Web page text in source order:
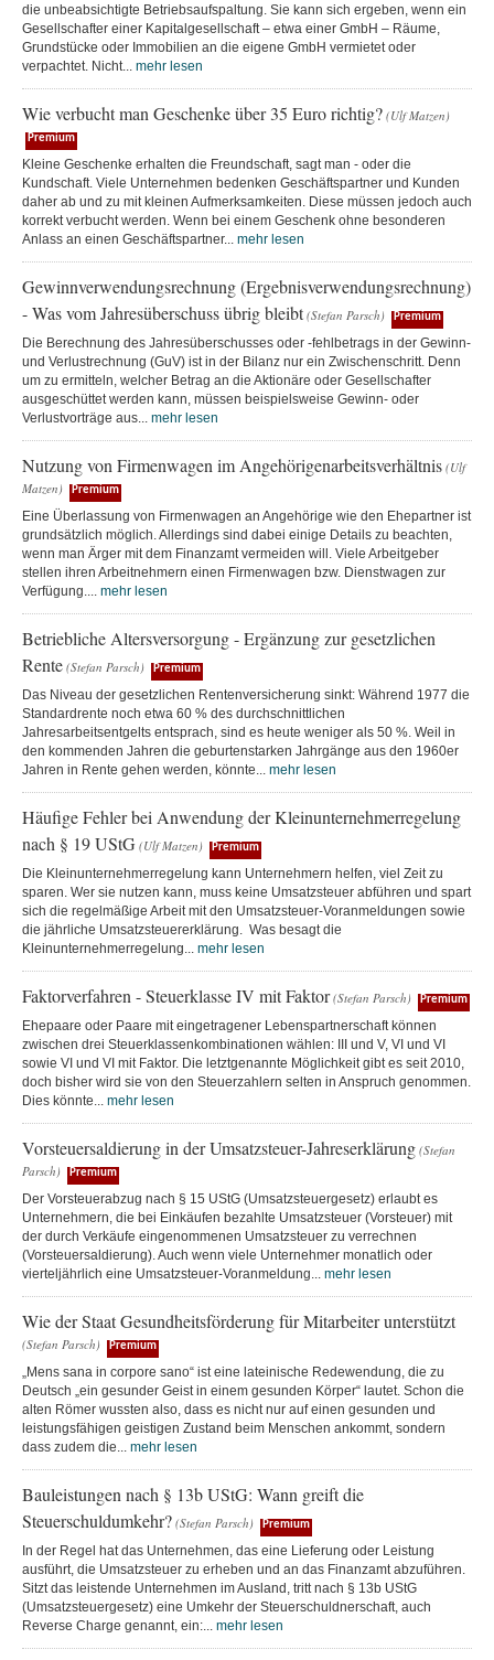
die unbeabsichtigte Betriebsaufspaltung. Sie kann sich ergeben, wenn ein
Gesellschafter einer Kapitalgesellschaft – etwa einer GmbH – Räume,
Grundstücke oder Immobilien an die eigene GmbH vermietet oder
verpachtet. Nicht... mehr lesen
Wie verbucht man Geschenke über 35 Euro richtig? (Ulf Matzen)
Premium
Kleine Geschenke erhalten die Freundschaft, sagt man - oder die
Kundschaft. Viele Unternehmen bedenken Geschäftspartner und Kunden
daher ab und zu mit kleinen Aufmerksamkeiten. Diese müssen jedoch auch
korrekt verbucht werden. Wenn bei einem Geschenk ohne besonderen
Anlass an einen Geschäftspartner... mehr lesen
Gewinnverwendungsrechnung (Ergebnisverwendungsrechnung)
- Was vom Jahresüberschuss übrig bleibt (Stefan Parsch) Premium
Die Berechnung des Jahresüberschusses oder -fehlbetrags in der Gewinn-
und Verlustrechnung (GuV) ist in der Bilanz nur ein Zwischenschritt. Denn
um zu ermitteln, welcher Betrag an die Aktionäre oder Gesellschafter
ausgeschüttet werden kann, müssen beispielsweise Gewinn- oder
Verlustvorträge aus... mehr lesen
Nutzung von Firmenwagen im Angehörigenarbeitsverhältnis (Ulf
Matzen)
Premium
Eine Überlassung von Firmenwagen an Angehörige wie den Ehepartner ist
grundsätzlich möglich. Allerdings sind dabei einige Details zu beachten,
wenn man Ärger mit dem Finanzamt vermeiden will. Viele Arbeitgeber
stellen ihren Arbeitnehmern einen Firmenwagen bzw. Dienstwagen zur
Verfügung.... mehr lesen
Betriebliche Altersversorgung - Ergänzung zur gesetzlichen
Rente (Stefan Parsch) Premium
Das Niveau der gesetzlichen Rentenversicherung sinkt: Während 1977 die
Standardrente noch etwa 60 % des durchschnittlichen
Jahresarbeitsentgelts entsprach, sind es heute weniger als 50 %. Weil in
den kommenden Jahren die geburtenstarken Jahrgänge aus den 1960er
Jahren in Rente gehen werden, könnte... mehr lesen
Häufige Fehler bei Anwendung der Kleinunternehmerregelung
nach § 19 UStG (Ulf Matzen) Premium
Die Kleinunternehmerregelung kann Unternehmern helfen, viel Zeit zu
sparen. Wer sie nutzen kann, muss keine Umsatzsteuer abführen und spart
sich die regelmäßige Arbeit mit den Umsatzsteuer-Voranmeldungen sowie
die jährliche Umsatzsteuererklärung. Was besagt die
Kleinunternehmerregelung... mehr lesen
Faktorverfahren - Steuerklasse IV mit Faktor (Stefan Parsch) Premium
Ehepaare oder Paare mit eingetragener Lebenspartnerschaft können
zwischen drei Steuerklassenkombinationen wählen: III und V, VI und VI
sowie VI und VI mit Faktor. Die letztgenannte Möglichkeit gibt es seit 2010,
doch bisher wird sie von den Steuerzahlern selten in Anspruch genommen.
Dies könnte... mehr lesen
Vorsteuersaldierung in der Umsatzsteuer-Jahreserklärung (Stefan
Parsch)
Premium
Der Vorsteuerabzug nach § 15 UStG (Umsatzsteuergesetz) erlaubt es
Unternehmern, die bei Einkäufen bezahlte Umsatzsteuer (Vorsteuer) mit
der durch Verkäufe eingenommenen Umsatzsteuer zu verrechnen
(Vorsteuersaldierung). Auch wenn viele Unternehmer monatlich oder
vierteljährlich eine Umsatzsteuer-Voranmeldung... mehr lesen
Wie der Staat Gesundheitsförderung für Mitarbeiter unterstützt
(Stefan Parsch) Premium
„Mens sana in corpore sano“ ist eine lateinische Redewendung, die zu
Deutsch „ein gesunder Geist in einem gesunden Körper“ lautet. Schon die
alten Römer wussten also, dass es nicht nur auf einen gesunden und
leistungsfähigen geistigen Zustand beim Menschen ankommt, sondern
dass zudem die... mehr lesen
Bauleistungen nach § 13b UStG: Wann greift die
Steuerschuldumkehr? (Stefan Parsch) Premium
In der Regel hat das Unternehmen, das eine Lieferung oder Leistung
ausführt, die Umsatzsteuer zu erheben und an das Finanzamt abzuführen.
Sitzt das leistende Unternehmen im Ausland, tritt nach § 13b UStG
(Umsatzsteuergesetz) eine Umkehr der Steuerschuldnerschaft, auch
Reverse Charge genannt, ein:... mehr lesen